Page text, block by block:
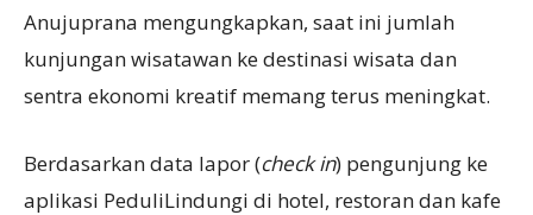
Anujuprana mengungkapkan, saat ini jumlah
kunjungan wisatawan ke destinasi wisata dan
sentra ekonomi kreatif memang terus meningkat.
Berdasarkan data lapor (check in) pengunjung ke
aplikasi PeduliLindungi di hotel, restoran dan kafe